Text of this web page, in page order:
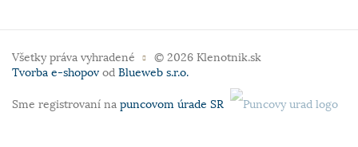
Všetky práva vyhradené
© 2026 Klenotnik.sk
Tvorba e-shopov od Blueweb s.r.o.
Sme registrovaní na puncovom úrade SR